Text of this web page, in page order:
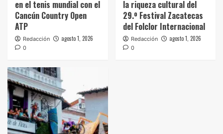
en el tenis mundial con el
Cancún Country Open
ATP
Redacción agosto 1, 2026
0
la riqueza cultural del
29.º Festival Zacatecas
del Folclor Internacional
Redacción agosto 1, 2026
0